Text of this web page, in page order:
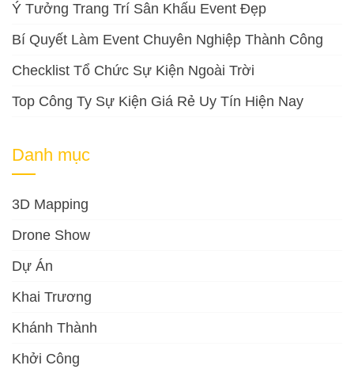
Ý Tưởng Trang Trí Sân Khấu Event Đẹp
Bí Quyết Làm Event Chuyên Nghiệp Thành Công
Checklist Tổ Chức Sự Kiện Ngoài Trời
Top Công Ty Sự Kiện Giá Rẻ Uy Tín Hiện Nay
Danh mục
3D Mapping
Drone Show
Dự Án
Khai Trương
Khánh Thành
Khởi Công